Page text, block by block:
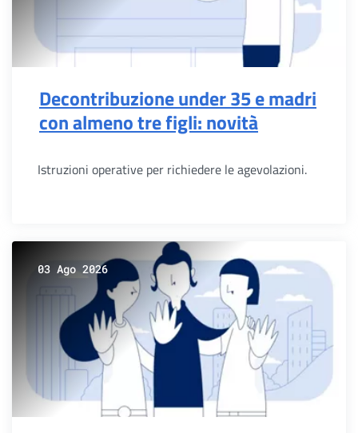
Decontribuzione under 35 e madri
con almeno tre figli: novità
Istruzioni operative per richiedere le agevolazioni.
03 Ago 2026